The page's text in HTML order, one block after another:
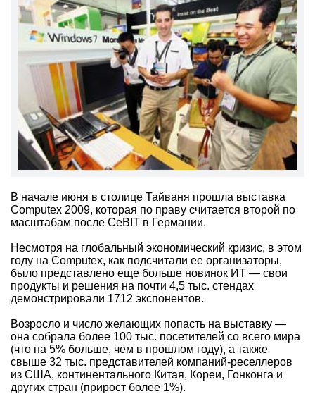
В начале июня в столице Тайваня прошла выставка
Computex 2009, которая по праву считается второй по
масштабам после CeBIT в Германии.
Несмотря на глобальный экономический кризис, в этом
году на Computex, как подсчитали ее организаторы,
было представлено еще больше новинок ИТ — свои
продукты и решения на почти 4,5 тыс. стендах
демонстрировали 1712 экспонентов.
Возросло и число желающих попасть на выставку —
она собрала более 100 тыс. посетителей со всего мира
(что на 5% больше, чем в прошлом году), а также
свыше 32 тыс. представителей компаний-реселлеров
из США, континентального Китая, Кореи, Гонконга и
других стран (прирост более 1%).